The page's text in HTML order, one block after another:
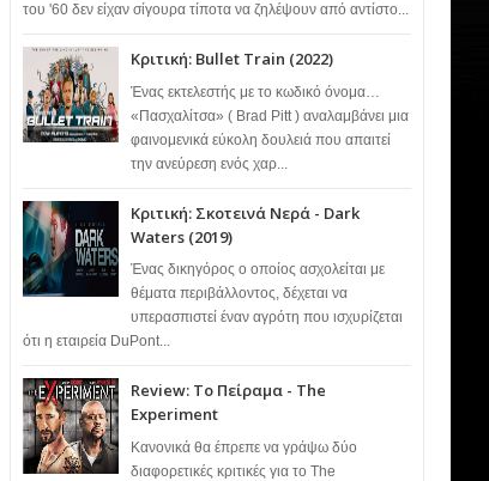
του '60 δεν είχαν σίγουρα τίποτα να ζηλέψουν από αντίστο...
Κριτική: Bullet Train (2022)
Ένας εκτελεστής με το κωδικό όνομα…
«Πασχαλίτσα» ( Brad Pitt ) αναλαμβάνει μια
φαινομενικά εύκολη δουλειά που απαιτεί
την ανεύρεση ενός χαρ...
Κριτική: Σκοτεινά Νερά - Dark
Waters (2019)
Ένας δικηγόρος ο οποίος ασχολείται με
θέματα περιβάλλοντος, δέχεται να
υπερασπιστεί έναν αγρότη που ισχυρίζεται
ότι η εταιρεία DuPont...
Review: Το Πείραμα - The
Experiment
Κανονικά θα έπρεπε να γράψω δύο
διαφορετικές κριτικές για το The